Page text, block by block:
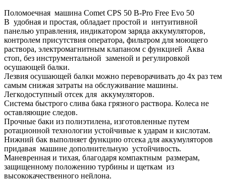
Поломоечная машина Comet CPS 50 B-Pro Free Evo 50
B удобная и простая, обладает простой и интуитивной
панелью управления, индикатором заряда аккумуляторов,
контролем присутствия оператора, фильтром для моющего
раствора, электромагнитным клапаном с функцией Аква
стоп, без инструментальной заменой и регулировкой
осушающей балки.
Лезвия осушающей балки можно переворачивать до 4х раз тем
самым снижая затраты на обслуживание машины.
Легкодоступный отсек для аккумуляторов.
Система быстрого слива бака грязного раствора. Колеса не
оставляющие следов.
Прочные баки из полиэтилена, изготовленные путем
ротационной технологии устойчивые к ударам и кислотам.
Нижний бак выполняет функцию отсека для аккумуляторов
придавая машине дополнительную устойчивость.
Маневренная и тихая, благодаря компактным размерам,
защищенному положению турбины и щеткам из
высококачественного нейлона.